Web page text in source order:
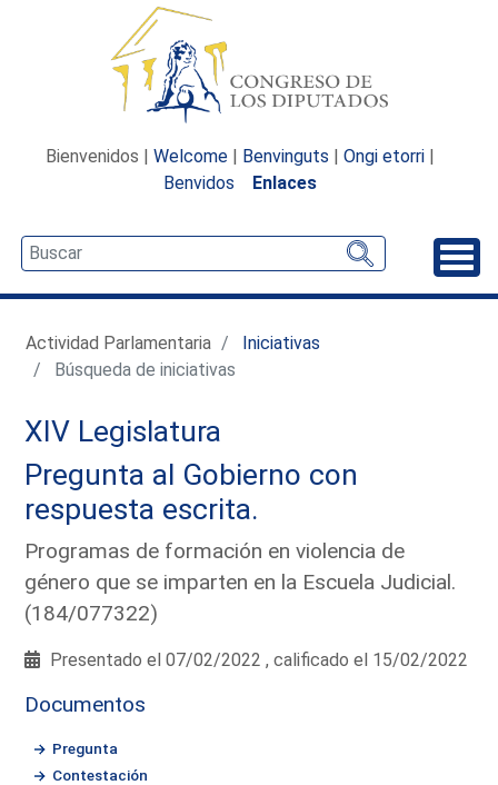
Bienvenidos | Welcome | Benvinguts | Ongi etorri |
Benvidos
Enlaces
Actividad Parlamentaria
Iniciativas
Búsqueda de iniciativas
XIV Legislatura
Pregunta al Gobierno con
respuesta escrita.
Programas de formación en violencia de
género que se imparten en la Escuela Judicial.
(184/077322)
Presentado el 07/02/2022 , calificado el 15/02/2022
Documentos
Pregunta
Contestación